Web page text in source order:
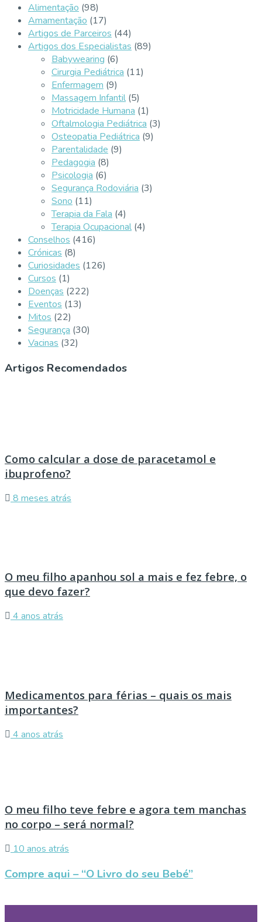
Alimentação (98)
Amamentação (17)
Artigos de Parceiros (44)
Artigos dos Especialistas (89)
Babywearing (6)
Cirurgia Pediátrica (11)
Enfermagem (9)
Massagem Infantil (5)
Motricidade Humana (1)
Oftalmologia Pediátrica (3)
Osteopatia Pediátrica (9)
Parentalidade (9)
Pedagogia (8)
Psicologia (6)
Segurança Rodoviária (3)
Sono (11)
Terapia da Fala (4)
Terapia Ocupacional (4)
Conselhos (416)
Crónicas (8)
Curiosidades (126)
Cursos (1)
Doenças (222)
Eventos (13)
Mitos (22)
Segurança (30)
Vacinas (32)
Artigos Recomendados
Como calcular a dose de paracetamol e
ibuprofeno?
8 meses atrás
O meu filho apanhou sol a mais e fez febre, o
que devo fazer?
4 anos atrás
Medicamentos para férias – quais os mais
importantes?
4 anos atrás
O meu filho teve febre e agora tem manchas
no corpo – será normal?
10 anos atrás
Compre aqui – “O Livro do seu Bebé”